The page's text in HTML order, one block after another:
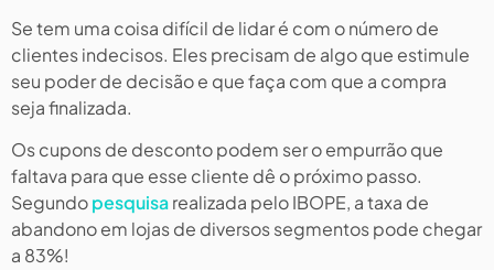
Se tem uma coisa difícil de lidar é com o número de
clientes indecisos. Eles precisam de algo que estimule
seu poder de decisão e que faça com que a compra
seja finalizada.
Os cupons de desconto podem ser o empurrão que
faltava para que esse cliente dê o próximo passo.
Segundopesquisarealizada pelo IBOPE, a taxa de
abandono em lojas de diversos segmentos pode chegar
a 83%!